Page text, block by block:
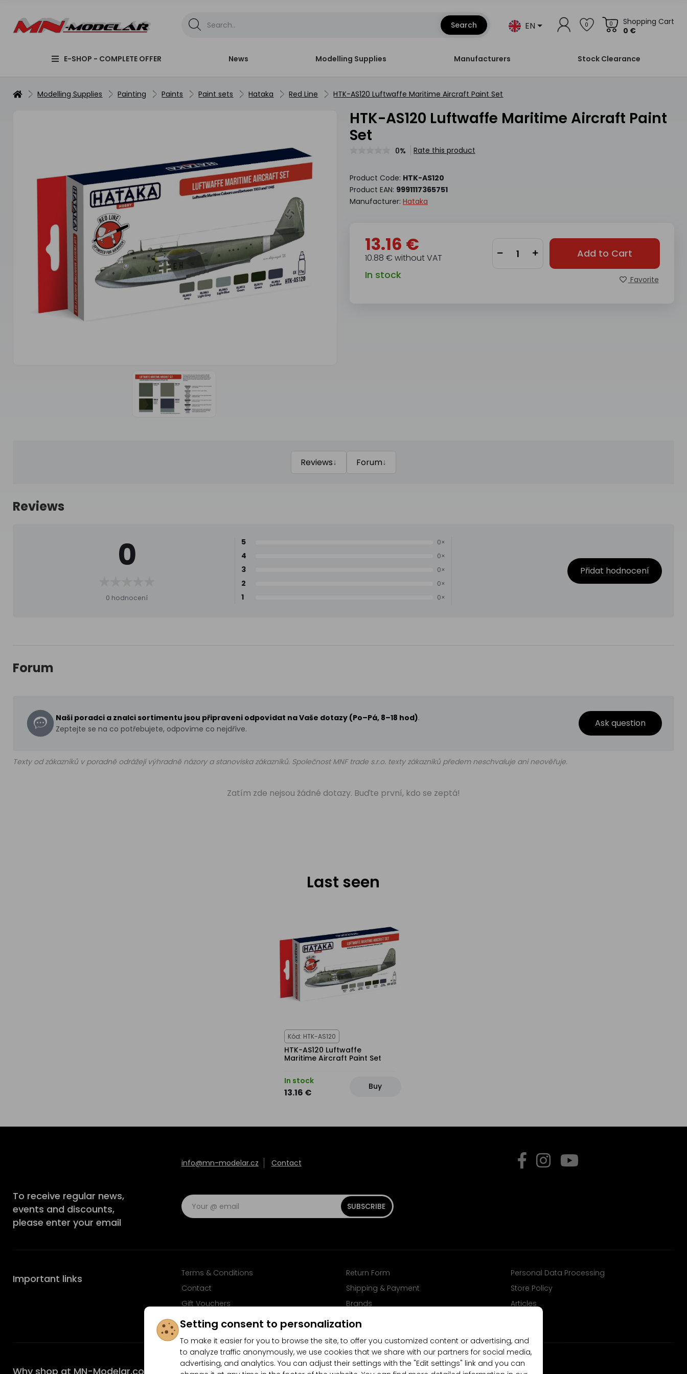
Search EN 0
Shopping Cart
0 €
0
E-SHOP - COMPLETE OFFER News Modelling Supplies Manufacturers Stock Clearance
Modelling Supplies Painting Paints Paint sets Hataka Red Line HTK-AS120 Luftwaffe Maritime Aircraft Paint Set
HTK-AS120 Luftwaffe Maritime Aircraft Paint
Set
0% Rate this product
Product Code: HTK-AS120
Product EAN: 9991117365751
Manufacturer: Hataka
13.16 €
10.88 € without VAT
In stock
Add to Cart
Favorite
Reviews↓ Forum↓
Reviews
0
0 hodnocení
5 0×
4 0×
3 0×
2 0×
1 0×
Přidat hodnocení
Forum
Naši poradci a znalci sortimentu jsou připraveni odpovídat na Vaše dotazy (Po–Pá, 8–18 hod).
Zeptejte se na co potřebujete, odpovíme co nejdříve.
Ask question
Texty od zákazníků v poradně odrážejí výhradně názory a stanoviska zákazníků. Společnost MNF trade s.r.o. texty zákazníků předem neschvaluje ani neověřuje.
Zatím zde nejsou žádné dotazy. Buďte první, kdo se zeptá!
Last seen
Kód: HTK-AS120
HTK-AS120 Luftwaffe
Maritime Aircraft Paint Set
In stock
13.16 €
Buy
info@mn-modelar.cz Contact
To receive regular news,
events and discounts,
please enter your email
SUBSCRIBE
Important links Terms & Conditions Return Form
Personal Data Processing
Contact
Shipping & Payment
Store Policy
Gift Vouchers
Brands
Articles
FAQ
Follow us on Facebook
Why shop at MN-Modelar.com
Setting consent to personalization
To make it easier for you to browse the site, to offer you customized content or advertising, and
to analyze traffic anonymously, we use cookies that we share with our partners for social media,
advertising, and analytics. You can adjust their settings with the "Edit settings" link and you can